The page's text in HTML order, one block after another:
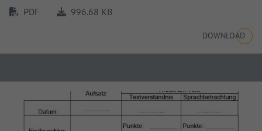
PDF 996.68 KB
DOWNLOAD